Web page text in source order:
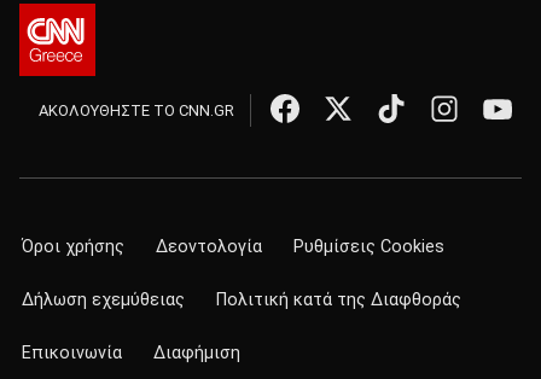
ΑΚΟΛΟΥΘΗΣΤΕ ΤΟ CNN.GR
Όροι χρήσης Δεοντολογία Ρυθμίσεις Cookies
Δήλωση εχεμύθειας Πολιτική κατά της Διαφθοράς
Επικοινωνία Διαφήμιση